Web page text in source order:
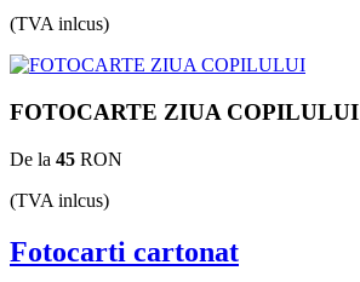
(TVA inlcus)
FOTOCARTE ZIUA COPILULUI
De la 45 RON
(TVA inlcus)
Fotocarti cartonat